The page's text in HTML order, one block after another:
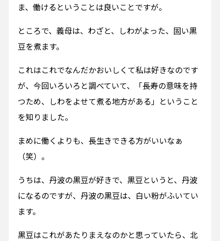
ま、働けるということは良いことですが。
ところで、義母は、わざと、しわがよった、固い黒
豆を煮ます。
これはこれでなんだかおいしくて私は好きなのです
が、今回いろいろと調べていて、「長寿の意味を持
つため、しわをよせて煮る地方がある」ということ
を知りました。
まめに働くよりも、長生きできる方がいいなぁ
（笑）。
うちは、丹波の黒豆が好きで、黒豆というと、丹波
になるのですが、丹波の黒豆は、白い粉がふいてい
ます。
黒豆はこれがあたりまえなのかと思っていたら、北